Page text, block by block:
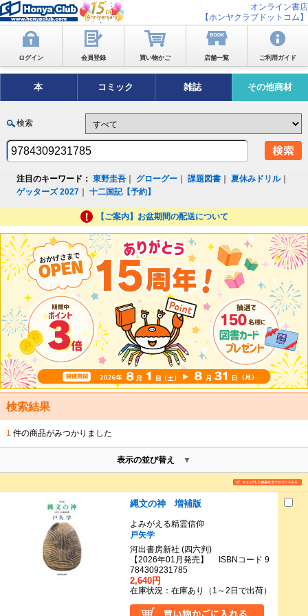
オンライン書店
【ホンヤクラブドットコム】
ログイン 会員登録 買い物かご 店舗一覧 ご利用ガイド
本 コミック 雑誌 その他商材
検索
注目のキーワード： 東野圭吾 グローグー ｜課題図書 ｜夏休みドリル｜
ゲッターズ 2027 ｜十二国記【予約】
【ご案内】お盆期間の配送について
検索結果
1 件の商品がみつかりました
表示の並び替え
縄文の神 増補版
よみがえる精霊信仰
戸矢学
河出書房新社 (四六判)
【2026年01月発売】 ISBNコード 9
784309231785
2,640円
在庫状況：在庫あり（1～2日で出荷）